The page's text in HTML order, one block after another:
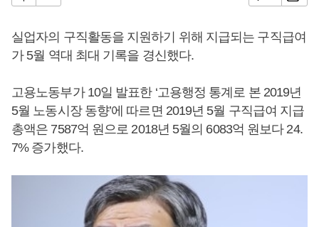
실업자의 구직활동을 지원하기 위해 지급되는 구직급여
가 5월 역대 최대 기록을 경신했다.
고용노동부가 10일 발표한 ‘고용행정 통계로 본 2019년
5월 노동시장 동향’에 따르면 2019년 5월 구직급여 지급
총액은 7587억 원으로 2018년 5월의 6083억 원보다 24.
7% 증가했다.